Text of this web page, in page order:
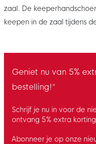
zaal. De
keepen in de zaal tijdens
Geniet nu van 5%
bestelling!*
Schrijf je nu in voor de
ontvang 5% extra
Abonneer je op onze